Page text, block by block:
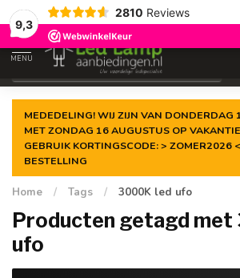
9,3
2810 Reviews
Gegarandeerde delaagste prijs
MENU
MEDEDELING! WIJ ZIJN VAN DONDERDAG
MET ZONDAG 16 AUGUSTUS OP
GEBRUIK KORTINGSCODE: > ZOMER2026
BESTELLING
Home / Tags / 3000K led ufo
Producten getagd met
ufo